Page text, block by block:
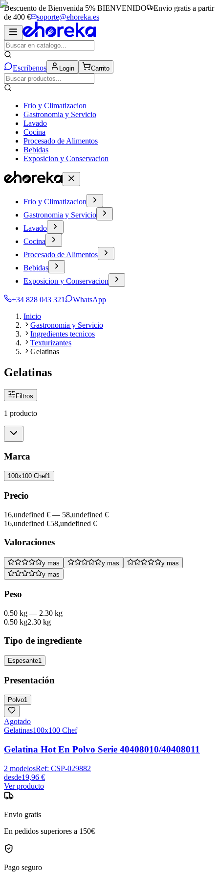
Descuento de Bienvenida 5% BIENVENIDO
Envio gratis a partir
de 400 €
soporte@ehoreka.es
Escribenos Login Carrito
Frio y Climatizacion
Gastronomia y Servicio
Lavado
Cocina
Procesado de Alimentos
Bebidas
Exposicion y Conservacion
Frio y Climatizacion
Gastronomia y Servicio
Lavado
Cocina
Procesado de Alimentos
Bebidas
Exposicion y Conservacion
+34 828 043 321
WhatsApp
Inicio
Gastronomia y Servicio
Ingredientes tecnicos
Texturizantes
Gelatinas
Gelatinas
Filtros
1 producto
Marca
100x100 Chef1
Precio
16,undefined € — 58,undefined €
16,undefined €58,undefined €
Valoraciones
y mas y mas
y mas
y mas
Peso
0.50 kg — 2.30 kg
0.50 kg2.30 kg
Tipo de ingrediente
Espesante1
Presentación
Polvo1
Agotado
Gelatinas100x100 Chef
Gelatina Hot En Polvo Serie 40408010/40408011
2 modelosRef: CSP-029882
desde19,96 €
Ver producto
Envio gratis
En pedidos superiores a 150€
Pago seguro